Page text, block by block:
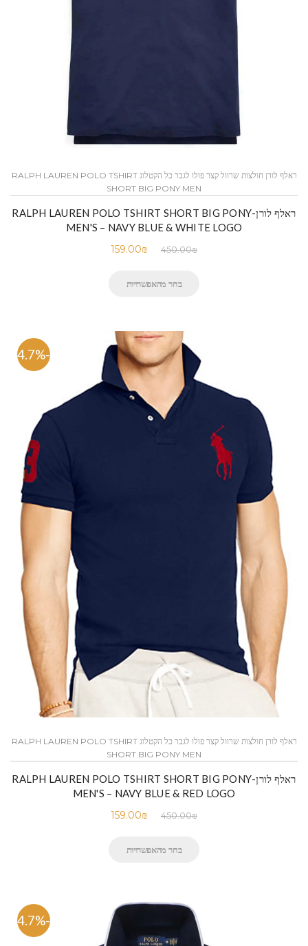
ראלף לורן חולצות שרוול קצר פולו לגבר כל הקטלוג RALPH LAUREN POLO TSHIRT
SHORT BIG PONY MEN
ראלף לורן-RALPH LAUREN POLO TSHIRT SHORT BIG PONY
MEN'S – NAVY BLUE & WHITE LOGO
450.00₪
159.00₪
בחר מהאפשרויות
-64.7%
ראלף לורן חולצות שרוול קצר פולו לגבר כל הקטלוג RALPH LAUREN POLO TSHIRT
SHORT BIG PONY MEN
ראלף לורן-RALPH LAUREN POLO TSHIRT SHORT BIG PONY
MEN'S – NAVY BLUE & RED LOGO
450.00₪
159.00₪
בחר מהאפשרויות
-64.7%